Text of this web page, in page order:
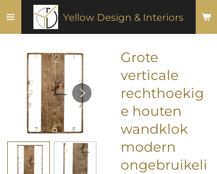
direct
naar
hoofdinhoud
Yellow Design & Interiors
Grote
verticale
rechthoekig
e houten
wandklok
modern
ongebruikeli